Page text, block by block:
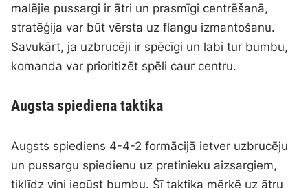
malējie pussargi ir ātri un prasmīgi centrēšanā,
stratēģija var būt vērsta uz flangu izmantošanu.
Savukārt, ja uzbrucēji ir spēcīgi un labi tur bumbu,
komanda var prioritizēt spēli caur centru.
Augsta spiediena taktika
Augsts spiediens 4-4-2 formācijā ietver uzbrucēju
un pussargu spiedienu uz pretinieku aizsargiem,
tiklīdz viņi iegūst bumbu. Šī taktika mērķē uz ātru